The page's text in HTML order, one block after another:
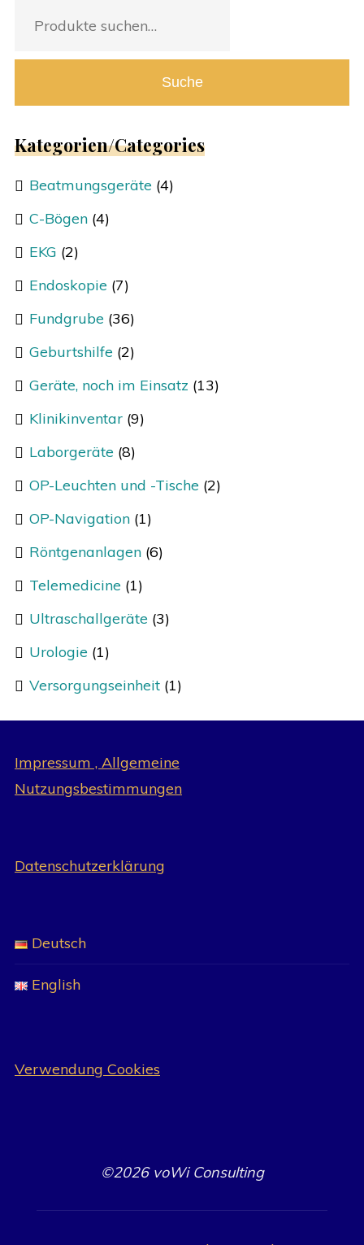
Suche
Kategorien/Categories
Beatmungsgeräte (4)
C-Bögen (4)
EKG (2)
Endoskopie (7)
Fundgrube (36)
Geburtshilfe (2)
Geräte, noch im Einsatz (13)
Klinikinventar (9)
Laborgeräte (8)
OP-Leuchten und -Tische (2)
OP-Navigation (1)
Röntgenanlagen (6)
Telemedicine (1)
Ultraschallgeräte (3)
Urologie (1)
Versorgungseinheit (1)
Impressum , Allgemeine
Nutzungsbestimmungen
Datenschutzerklärung
Deutsch
English
Verwendung Cookies
©2026 voWi Consulting